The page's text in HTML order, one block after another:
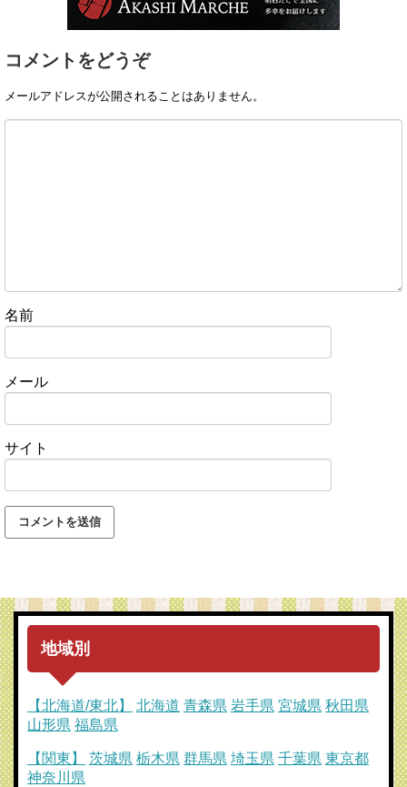
コメントをどうぞ
メールアドレスが公開されることはありません。
名前
メール
サイト
地域別
【北海道/東北】 北海道 青森県 岩手県 宮城県 秋田県
山形県 福島県
【関東】 茨城県 栃木県 群馬県 埼玉県 千葉県 東京都
神奈川県